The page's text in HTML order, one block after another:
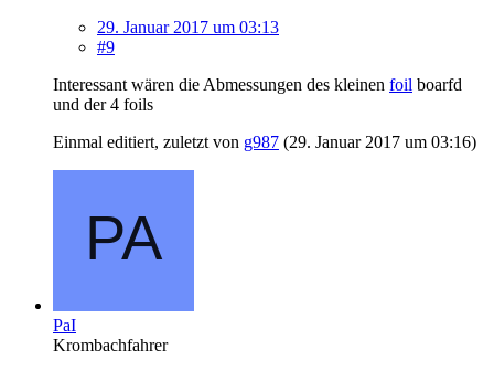
29. Januar 2017 um 03:13
#9
Interessant wären die Abmessungen des kleinen foil boarfd
und der 4 foils
Einmal editiert, zuletzt von g987 (29. Januar 2017 um 03:16)
PaI
Krombachfahrer